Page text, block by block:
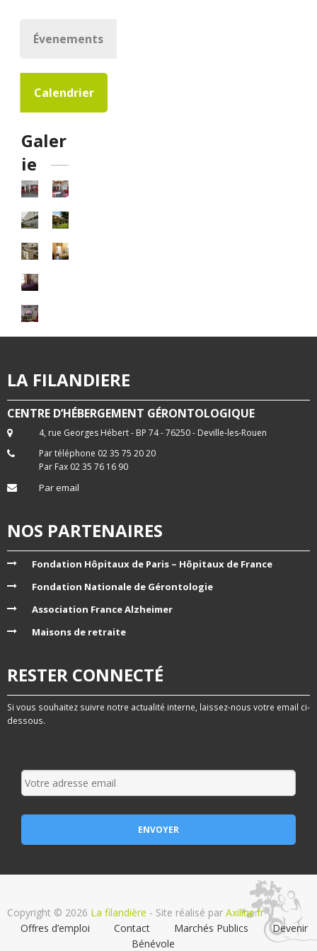
Évenements
Calendrier
Galer
ie
LA FILANDIERE
CENTRE D’HÉBERGEMENT GÉRONTOLOGIQUE
4, rue Georges Hébert - BP 74 - 76250 - Deville-les-Rouen
Par téléphone 02 35 75 20 20
Par Fax 02 35 76 16 90
Par email
NOS PARTENAIRES
Fondation Hôpitaux de Paris – Hôpitaux de France
Fondation Nationale de Gérontologie
Association France Alzheimer
Maisons de retraite
RESTER CONNECTÉ
Si vous souhaitez suivre notre actualité interne, laissez-nous votre email ci-
dessous.
Copyright © 2026 La filandière - Site réalisé par Axiline.fr
Offres d’emploi
Contact Marchés Publics
Devenir
Bénévole